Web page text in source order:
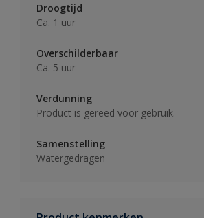
Droogtijd
Ca. 1 uur
Overschilderbaar
Ca. 5 uur
Verdunning
Product is gereed voor gebruik.
Samenstelling
Watergedragen